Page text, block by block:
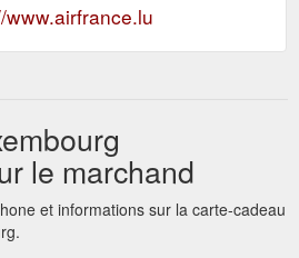
www.airfrance.lu
le marchand
et informations sur la carte-cadeau